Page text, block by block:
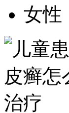
女性